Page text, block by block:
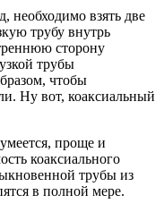
необходимо взять две
трубу внутрь
сторону
трубы
чтобы
Ну вот, коаксиальный
проще и
коаксиального
трубы из
в полной мере.